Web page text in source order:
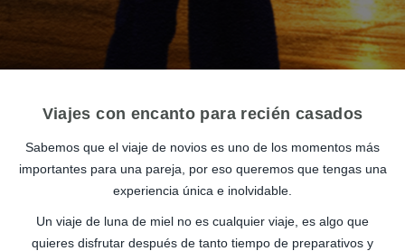
Viajes con encanto para recién casados
Sabemos que el viaje de novios es uno de los momentos más
importantes para una pareja, por eso queremos que tengas una
experiencia única e inolvidable.
Un viaje de luna de miel no es cualquier viaje, es algo que
quieres disfrutar después de tanto tiempo de preparativos y